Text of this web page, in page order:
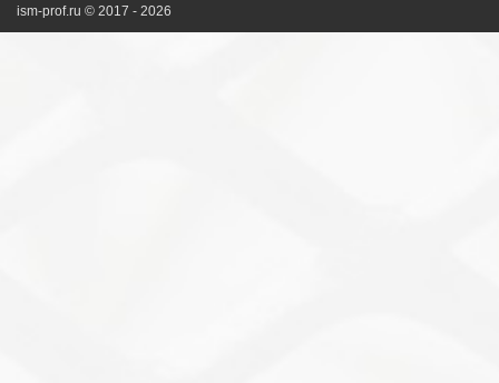
ism-prof.ru © 2017 - 2026